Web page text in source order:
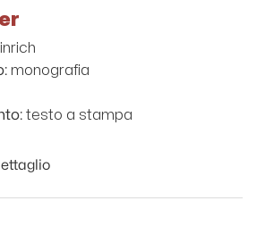
monografia
testo a stampa